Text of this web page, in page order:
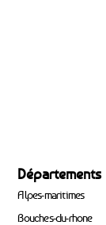
Départements
Alpes-maritimes
Bouches-du-rhone